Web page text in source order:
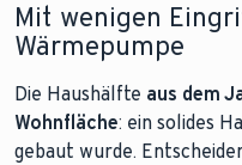
Mit wenigen
Wärmepumpe
Die Haushälfte aus dem
Wohnfläche: ein solides
gebaut wurde.